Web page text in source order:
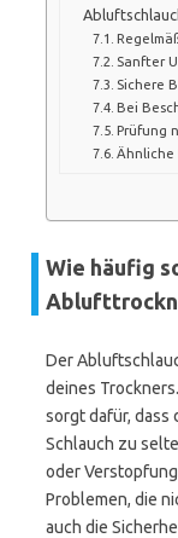
Sanfter
Sichere
Bei
Prüfung
Ähnliche
Wie häufig
Der
deines
sorgt dafür, dass
Schlauch zu
oder
Problemen, die
auch die